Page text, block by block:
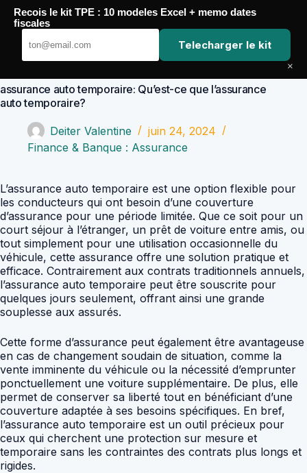
Passer
contenu
Comptabilité Job
assurance auto temporaire: Qu’est-ce que l’assurance
auto temporaire?
Deiter Valentine
juin 24, 2024
Finance & Banque : Assurance
L’assurance auto temporaire est une option flexible pour
les conducteurs qui ont besoin d’une couverture
d’assurance pour une période limitée. Que ce soit pour un
court séjour à l’étranger, un prêt de voiture entre amis, ou
tout simplement pour une utilisation occasionnelle du
véhicule, cette assurance offre une solution pratique et
efficace. Contrairement aux contrats traditionnels annuels,
l’assurance auto temporaire peut être souscrite pour
quelques jours seulement, offrant ainsi une grande
souplesse aux assurés.
Cette forme d’assurance peut également être avantageuse
en cas de changement soudain de situation, comme la
vente imminente du véhicule ou la nécessité d’emprunter
ponctuellement une voiture supplémentaire. De plus, elle
permet de conserver sa liberté tout en bénéficiant d’une
couverture adaptée à ses besoins spécifiques. En bref,
l’assurance auto temporaire est un outil précieux pour
ceux qui cherchent une protection sur mesure et
temporaire sans les contraintes des contrats plus longs et
rigides.
Recois le kit TPE : 10 modeles Excel + memo dates
fiscales
Telecharger le kit
×